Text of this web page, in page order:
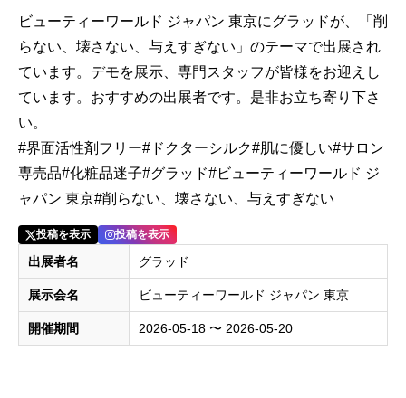
ビューティーワールド ジャパン 東京にグラッドが、「削
らない、壊さない、与えすぎない」のテーマで出展され
ています。デモを展示、専門スタッフが皆様をお迎えし
ています。おすすめの出展者です。是非お立ち寄り下さ
い。
#界面活性剤フリー#ドクターシルク#肌に優しい#サロン
専売品#化粧品迷子#グラッド#ビューティーワールド ジ
ャパン 東京#削らない、壊さない、与えすぎない
投稿を表示 投稿を表示
出展者名 グラッド
展示会名 ビューティーワールド ジャパン 東京
開催期間 2026-05-18 〜 2026-05-20